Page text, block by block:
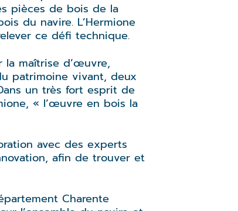
pièces de bois de la
du navire. L’Hermione
ce défi technique.
la maîtrise d’œuvre,
patrimoine vivant, deux
un très fort esprit de
« l’œuvre en bois la
avec des experts
afin de trouver et
Charente